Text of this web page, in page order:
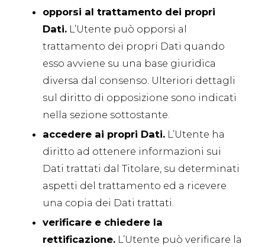
opporsi al trattamento dei propri
Dati. L’Utente può opporsi al
trattamento dei propri Dati quando
esso avviene su una base giuridica
diversa dal consenso. Ulteriori dettagli
sul diritto di opposizione sono indicati
nella sezione sottostante.
accedere ai propri Dati. L’Utente ha
diritto ad ottenere informazioni sui
Dati trattati dal Titolare, su determinati
aspetti del trattamento ed a ricevere
una copia dei Dati trattati.
verificare e chiedere la
rettificazione. L’Utente può verificare la